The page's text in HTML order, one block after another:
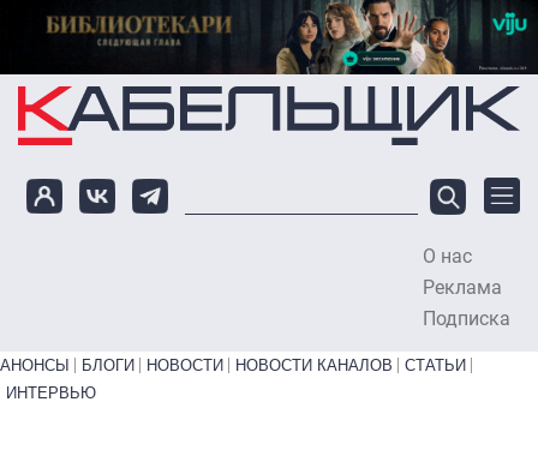
Перейти к основному содержанию
О нас
Реклама
Подписка
Primary links bottom
АНОНСЫ БЛОГИ НОВОСТИ НОВОСТИ КАНАЛОВ
СТАТЬИ
ИНТЕРВЬЮ